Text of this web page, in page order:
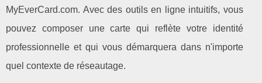
MyEverCard.com. Avec des outils en ligne intuitifs, vous
pouvez composer une carte qui reflète votre identité
professionnelle et qui vous démarquera dans n'importe
quel contexte de réseautage.